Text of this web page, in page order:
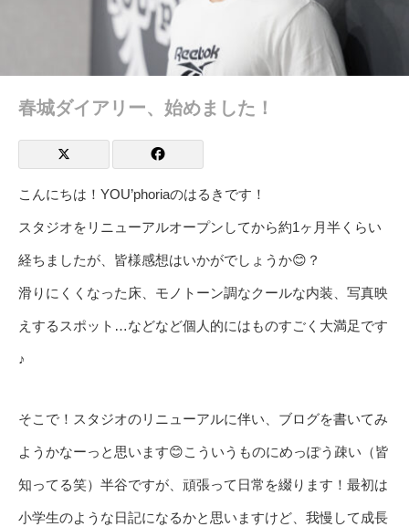
春城ダイアリー、始めました！
こんにちは！YOU’phoriaのはるきです！
スタジオをリニューアルオープンしてから約1ヶ月半くらい
経ちましたが、皆様感想はいかがでしょうか😊？
滑りにくくなった床、モノトーン調なクールな内装、写真映
えするスポット…などなど個人的にはものすごく大満足です
♪
そこで！スタジオのリニューアルに伴い、ブログを書いてみ
ようかなーっと思います😊こういうものにめっぽう疎い（皆
知ってる笑）半谷ですが、頑張って日常を綴ります！最初は
小学生のような日記になるかと思いますけど、我慢して成長